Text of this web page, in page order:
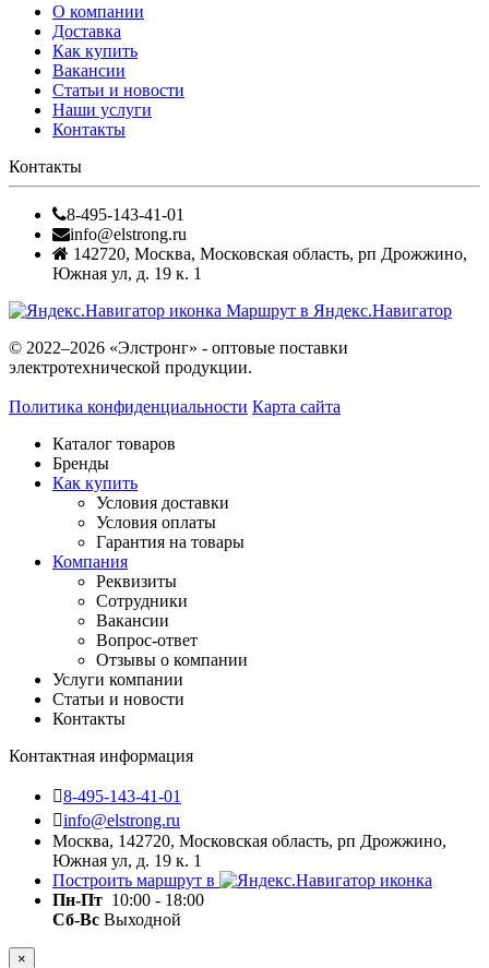
О компании
Доставка
Как купить
Вакансии
Статьи и новости
Наши услуги
Контакты
Контакты
8-495-143-41-01
info@elstrong.ru
142720, Москва, Московская область, рп Дрожжино,
Южная ул, д. 19 к. 1
Маршрут в Яндекс.Навигатор
© 2022–2026 «Элстронг» - оптовые поставки
электротехнической продукции.
Политика конфиденциальности Карта сайта
Каталог товаров
Бренды
Как купить
Условия доставки
Условия оплаты
Гарантия на товары
Компания
Реквизиты
Сотрудники
Вакансии
Вопрос-ответ
Отзывы о компании
Услуги компании
Статьи и новости
Контакты
Контактная информация
8-495-143-41-01
info@elstrong.ru
Москва, 142720, Московская область, рп Дрожжино,
Южная ул, д. 19 к. 1
Построить маршрут в
Пн-Пт 10:00 - 18:00
Сб-Вс Выходной
×